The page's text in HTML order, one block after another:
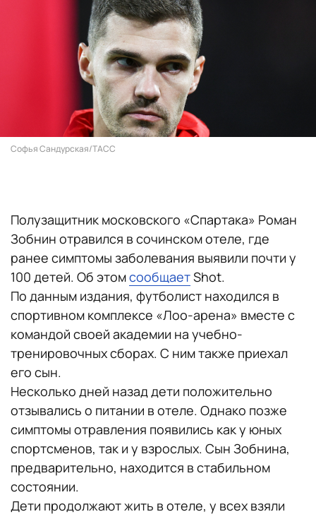
Софья Сандурская/ТАСС
Полузащитник московского «Спартака» Роман
Зобнин отравился в сочинском отеле, где
ранее симптомы заболевания выявили почти у
100 детей. Об этомсообщаетShot.
По данным издания, футболист находился в
спортивном комплексе «Лоо-арена» вместе с
командой своей академии на учебно-
тренировочных сборах. С ним также приехал
его сын.
Несколько дней назад дети положительно
отзывались о питании в отеле. Однако позже
симптомы отравления появились как у юных
спортсменов, так и у взрослых. Сын Зобнина,
предварительно, находится в стабильном
состоянии.
Дети продолжают жить в отеле, у всех взяли